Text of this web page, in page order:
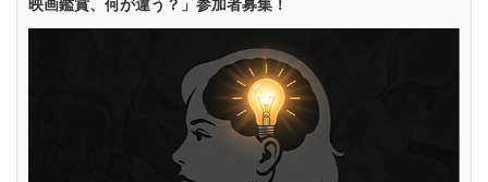
映画鑑賞、何が違う？」参加者募集！